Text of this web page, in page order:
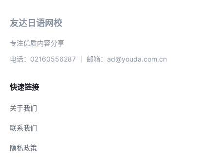
友达日语网校
专注优质内容分享
电话：02160556287 ｜ 邮箱：ad@youda.com.cn
快速链接
关于我们
联系我们
隐私政策